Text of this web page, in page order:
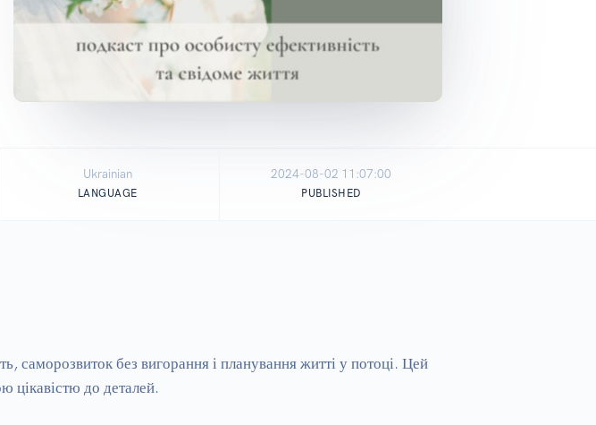
Ukrainian
LANGUAGE
2024-08-02 11:07:00
PUBLISHED
саморозвиток без вигорання і планування житті у потоці. Цей
цікавістю до деталей.